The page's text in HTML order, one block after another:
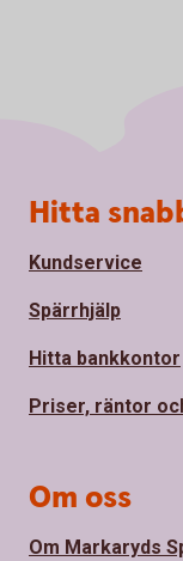
Sidfot
Hitta
Kundservice
Spärrhjälp
Hitta bankkontor
Priser, räntor
Om oss
Om Markaryds